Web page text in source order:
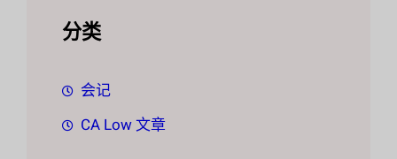
分类
会记
CA Low 文章